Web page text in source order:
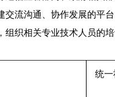
交流沟通、协作发展的平
织相关专业技术人员的
统一